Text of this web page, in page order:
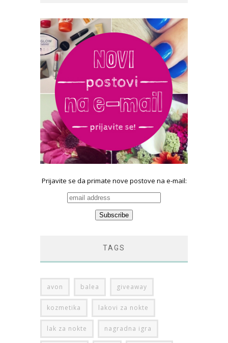
Prijavite se da primate nove postove na e-mail:
TAGS
avon balea giveaway
kozmetika lakovi za nokte
lak za nokte nagradna igra